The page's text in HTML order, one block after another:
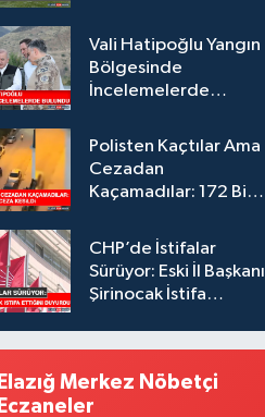
Vali Hatipoğlu Yangın
Bölgesinde
İncelemelerde
Polisten Kaçtılar Ama
Cezadan
Kaçamadılar: 172 Bin
CHP’de İstifalar
Sürüyor: Eski İl Başkanı
Şirinocak İstifa
Elazığ Merkez Nöbetçi
Eczaneler